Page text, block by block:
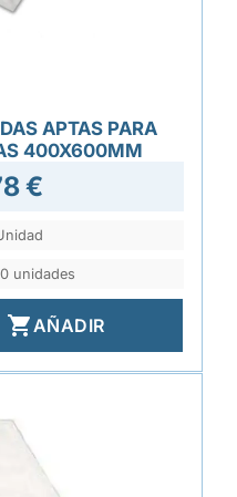
APTAS PARA
400X600MM
€
unidades
AÑADIR